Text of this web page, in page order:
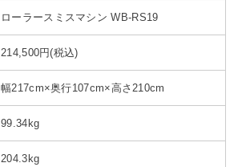
ローラースミスマシン WB-RS19
214,500円(税込)
幅217cm×奥行107cm×高さ210cm
99.34kg
204.3kg